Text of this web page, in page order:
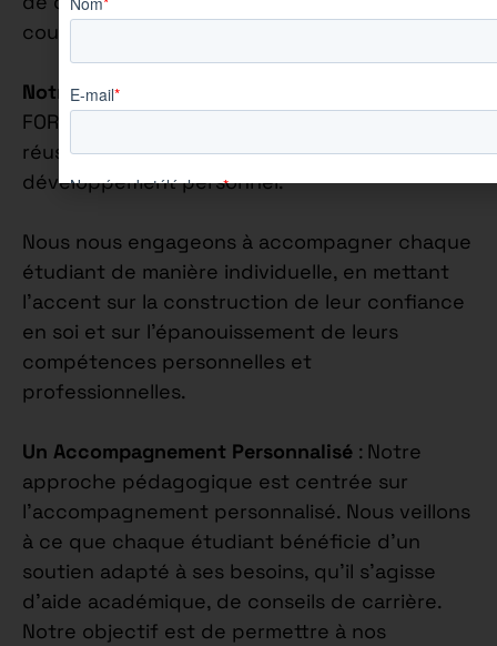
cours.
Notre Philosophie Éducative
FORMATION, nous croyons fermement que la
réussite académique va de pair avec le
développement personnel.
Nous nous engageons à accompagner chaque
étudiant de manière individuelle, en mettant
l’accent sur la construction de leur confiance
en soi et sur l’épanouissement de leurs
compétences personnelles et
professionnelles.
Un Accompagnement Personnalisé : Notre
approche pédagogique est centrée sur
l’accompagnement personnalisé. Nous veillons
à ce que chaque étudiant bénéficie d’un
soutien adapté à ses besoins, qu’il s’agisse
d’aide académique, de conseils de carrière.
Notre objectif est de permettre à nos